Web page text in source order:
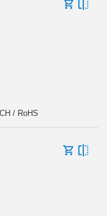
/ RoHS